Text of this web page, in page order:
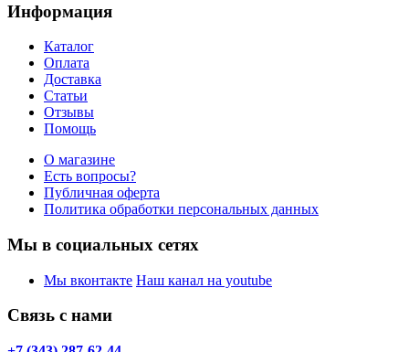
Информация
Каталог
Оплата
Доставка
Статьи
Отзывы
Помощь
О магазине
Есть вопросы?
Публичная оферта
Политика обработки персональных данных
Мы в социальных сетях
Мы вконтакте Наш канал на youtube
Связь с нами